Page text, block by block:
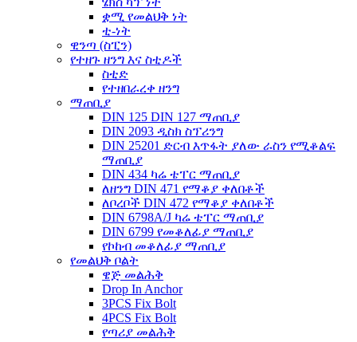
ቋሚ የመልህቅ ነት
ቲ-ነት
ዊንጣ (ስፒን)
የተዘጉ ዘንግ እና ስቲዶች
ስቲድ
የተዘበራረቀ ዘንግ
ማጠቢያ
DIN 125 DIN 127 ማጠቢያ
DIN 2093 ዲስክ ስፕሪንግ
DIN 25201 ድርብ እጥፋት ያለው ራስን የሚቆልፍ
ማጠቢያ
DIN 434 ካሬ ቴፐር ማጠቢያ
ለዘንግ DIN 471 የማቆያ ቀለበቶች
ለቦረቦች DIN 472 የማቆያ ቀለበቶች
DIN 6798A/J ካሬ ቴፐር ማጠቢያ
DIN 6799 የመቆለፊያ ማጠቢያ
የኮከብ መቆለፊያ ማጠቢያ
የመልህቅ ቦልት
ዌጅ መልሕቅ
Drop In Anchor
3PCS Fix Bolt
4PCS Fix Bolt
የጣሪያ መልሕቅ